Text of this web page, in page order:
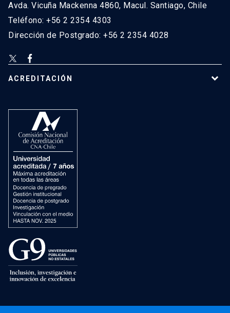
Avda. Vicuña Mackenna 4860, Macul. Santiago, Chile
Teléfono: +56 2 2354 4303
Dirección de Postgrado: +56 2 2354 4028
ACREDITACIÓN